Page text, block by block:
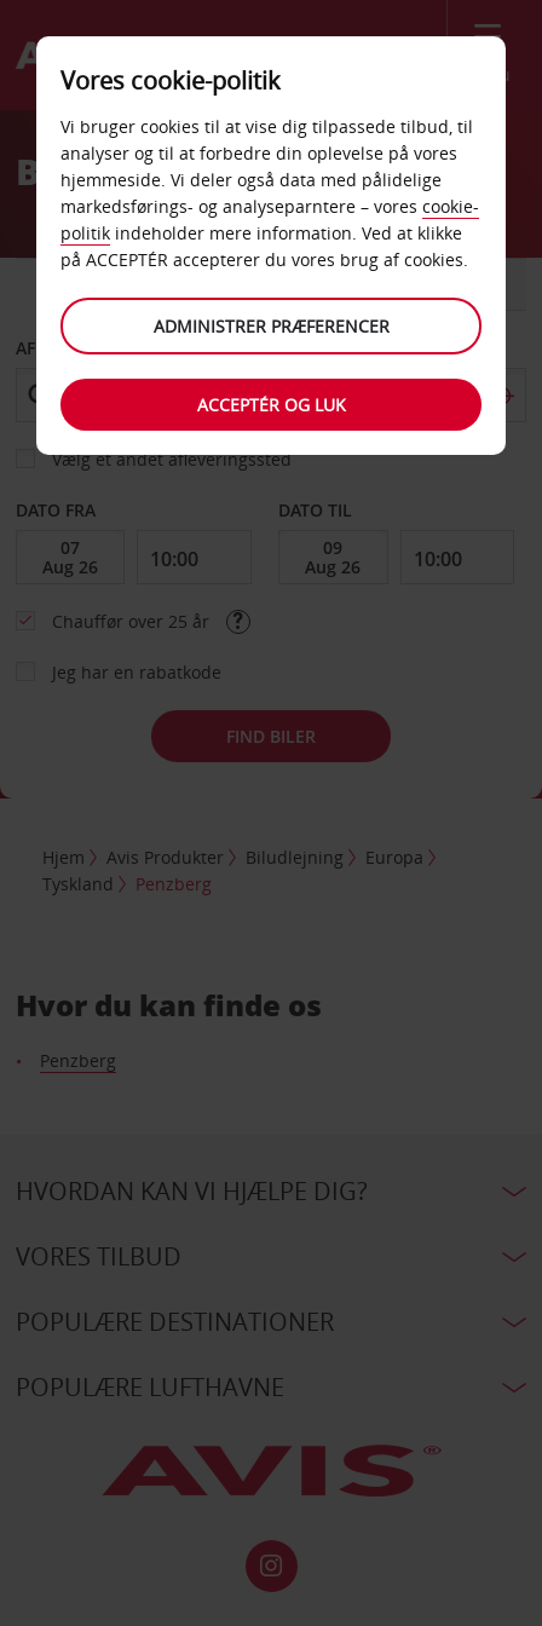
Menu
Welcome
AvisBilleje Penzberg
AFHENT FRA
Vælg et andet afleveringssted
DATO FRA DATO TIL
Chauffør over 25 år
Jeg har en rabatkode
FIND BILER
Hjem Avis Produkter Biludlejning
Europa
Tyskland
Penzberg
Hvor du kan finde os
Penzberg
HVORDAN KAN VI HJÆLPE DIG?
VORES TILBUD
POPULÆRE DESTINATIONER
POPULÆRE LUFTHAVNE
Vores cookie-politik
Vi bruger cookies til at vise dig tilpassede tilbud, til
analyser og til at forbedre din oplevelse på vores
hjemmeside. Vi deler også data med pålidelige
markedsførings- og analyseparntere – vores cookie-
politik indeholder mere information. Ved at klikke
på ACCEPTÉR accepterer du vores brug af cookies.
ADMINISTRER PRÆFERENCER
ACCEPTÉR OG LUK